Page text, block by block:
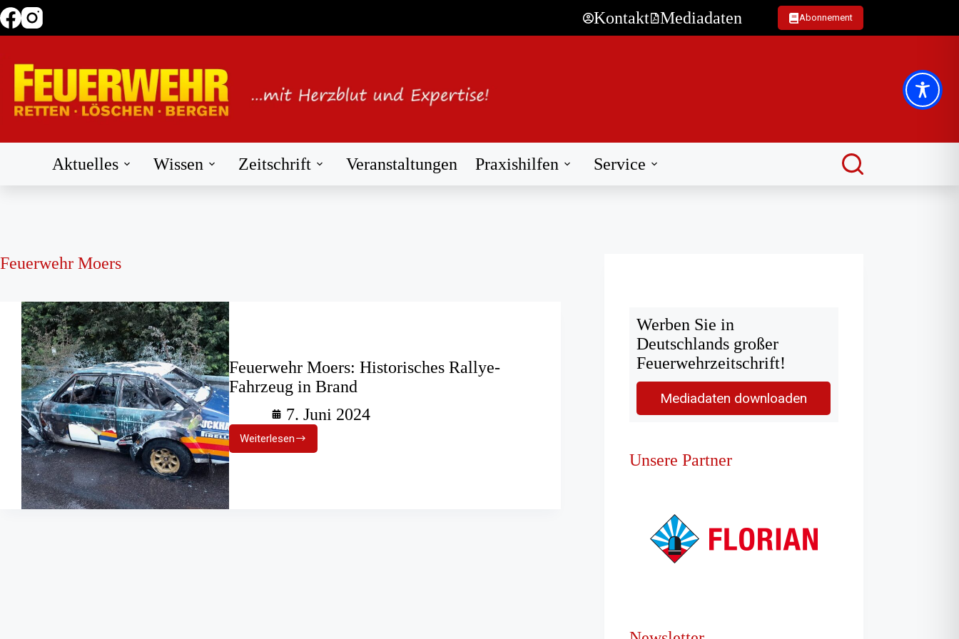
Zum
Inhalt
Kontakt Mediadaten Abonnement
Aktuelles Wissen Zeitschrift Veranstaltungen Praxishilfen Service
Feuerwehr Moers
Feuerwehr Moers: Historisches Rallye-
Fahrzeug in Brand
7. Juni 2024
WeiterlesenFeuerwehr
Moers:
Werben Sie in
Deutschlands großer
Feuerwehrzeitschrift!
Mediadaten downloaden
Unsere Partner